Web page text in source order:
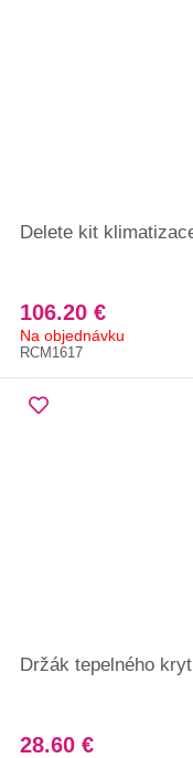
Delete kit
106.20 €
Na objednávku
RCM1617
Držák tepelného
28.60 €